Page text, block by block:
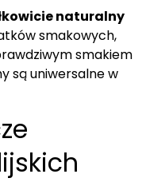
naturalny
smakowych,
smakiem
są uniwersalne w